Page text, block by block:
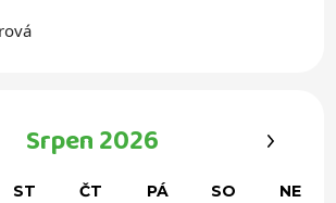
Srpen 2026
ST ČT PÁ SO
NE